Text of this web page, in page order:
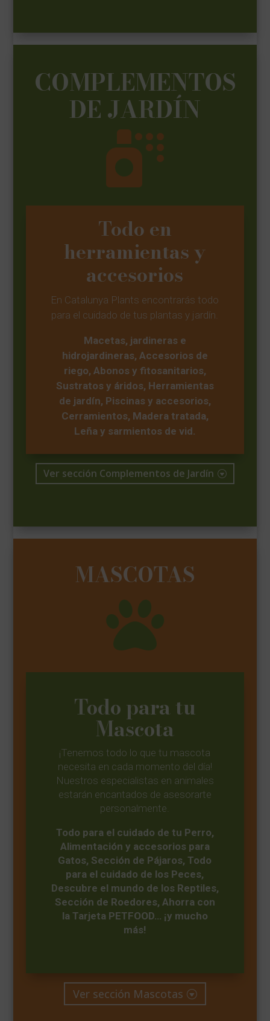
COMPLEMENTOS
DE JARDÍN

Todo en
herramientas y
accesorios
En Catalunya Plants encontrarás todo
para el cuidado de tus plantas y jardín.
Macetas, jardineras e
hidrojardineras, Accesorios de
riego, Abonos y fitosanitarios,
Sustratos y áridos, Herramientas
de jardín, Piscinas y accesorios,
Cerramientos, Madera tratada,
Leña y sarmientos de vid.
Ver sección Complementos de Jardín
MASCOTAS

Todo para tu
Mascota
¡Tenemos todo lo que tu mascota
necesita en cada momento del día!
Nuestros especialistas en animales
estarán encantados de asesorarte
personalmente.
Todo para el cuidado de tu Perro,
Alimentación y accesorios para
Gatos, Sección de Pájaros, Todo
para el cuidado de los Peces,
Descubre el mundo de los Reptiles,
Sección de Roedores, Ahorra con
la Tarjeta PETFOOD… ¡y mucho
más!
Ver sección Mascotas